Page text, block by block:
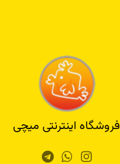
فروشگاه اینترنتی میچی